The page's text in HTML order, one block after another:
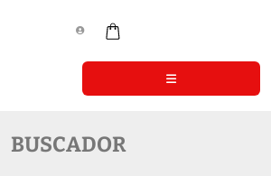
BUSCADOR